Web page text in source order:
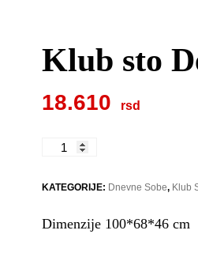
Klub sto
18.610
Klub
Denver
KATEGORIJE: Dnevne Sobe, Klub
Dimenzije 100*68*46 cm